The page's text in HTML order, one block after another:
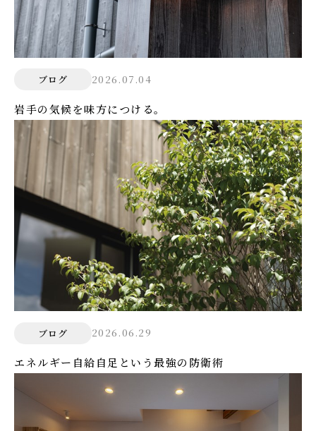
ブログ 2026.07.04
岩手の気候を味方につける。
ブログ 2026.06.29
エネルギー自給自足という最強の防衛術